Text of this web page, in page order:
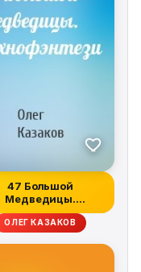
47 Большой
Медведицы.
Технофэнтези
ОЛЕГ КАЗАКОВ